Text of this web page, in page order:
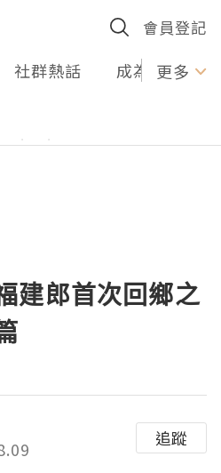
會員登記
社群熱話 成為U更多
建郎首次回鄉之
追蹤